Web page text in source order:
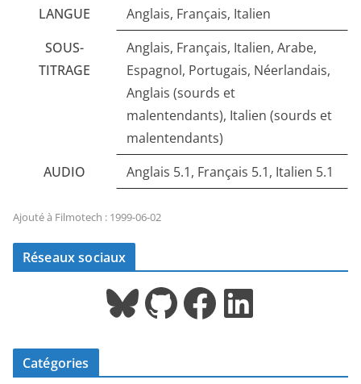
LANGUE
Anglais, Français, Italien
SOUS-
TITRAGE
Anglais, Français, Italien, Arabe,
Espagnol, Portugais, Néerlandais,
Anglais (sourds et
malentendants), Italien (sourds et
malentendants)
AUDIO
Anglais 5.1, Français 5.1, Italien 5.1
Ajouté à Filmotech : 1999-06-02
Réseaux sociaux
Bluesky GitHub Facebook LinkedIn
Catégories